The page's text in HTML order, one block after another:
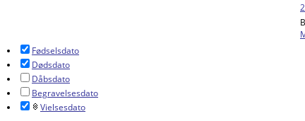
Fødselsdato
Dødsdato
Dåbsdato
Begravelsesdato
Vielsesdato